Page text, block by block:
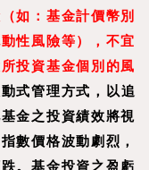
如：基金計價幣別
性風險等），不宜
投資基金個別的風
式管理方式，以追
金之投資績效將視
數價格波動劇烈，
。基金投資之盈虧